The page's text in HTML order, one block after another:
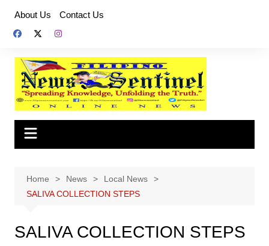
content
About Us Contact Us
Home News
Local News
SALIVA COLLECTION STEPS
SALIVA COLLECTION STEPS